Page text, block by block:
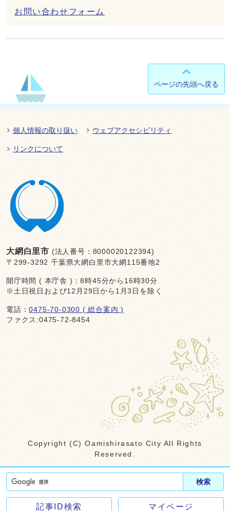
検索
記事ID検索 マイページ
お問い合わせフォーム
ページの先頭へ戻る
個人情報の取り扱い ウェブアクセシビリティ
リンクについて
大網白里市 (法人番号：8000020122394)
〒299-3292 千葉県大網白里市大網115番地2
開庁時間 ( 本庁舎 )：8時45分から16時30分
※土日祝日および12月29日から1月3日を除く
電話：0475-70-0300 ( 総合案内 )
ファクス:0475-72-8454
Copyright (C) Oamishirasato City All Rights
Reserved.